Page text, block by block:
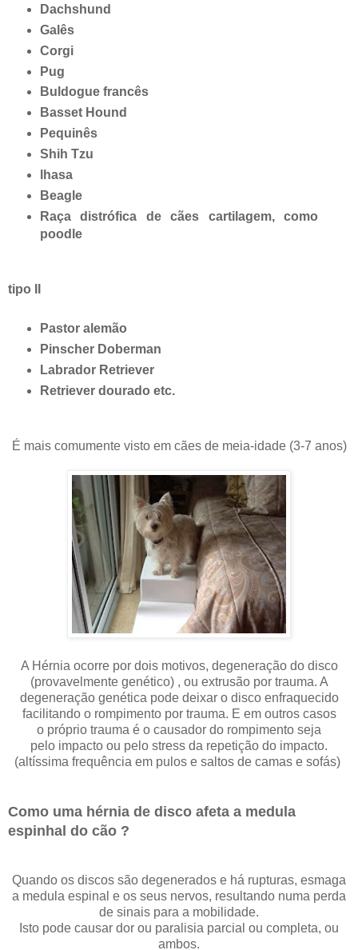
Dachshund
Galês
Corgi
Pug
Buldogue francês
Basset Hound
Pequinês
Shih Tzu
lhasa
Beagle
Raça distrófica de cães cartilagem, como
poodle
tipo II
Pastor alemão
Pinscher Doberman
Labrador Retriever
Retriever dourado etc.
É mais comumente visto em cães de meia-idade (3-7 anos)
A Hérnia ocorre por dois motivos, degeneração do disco
(provavelmente genético) , ou extrusão por trauma. A
degeneração genética pode deixar o disco enfraquecido
facilitando o rompimento por trauma. E em outros casos
o próprio trauma é o causador do rompimento seja
pelo impacto ou pelo stress da repetição do impacto.
(altíssima frequência em pulos e saltos de camas e sofás)
Como uma hérnia de disco afeta a medula
espinhal do cão ?
Quando os discos são degenerados e há rupturas, esmaga
a medula espinal e os seus nervos, resultando numa perda
de sinais para a mobilidade.
Isto pode causar dor ou paralisia parcial ou completa, ou
ambos.